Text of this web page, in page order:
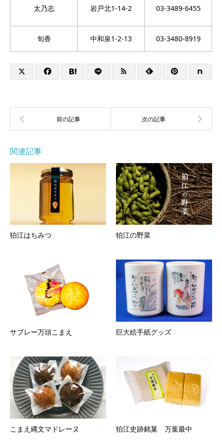
太乃志 岩戸北1-14-2 03-3489-6455
旬香 中和泉1-2-13 03-3480-8919
関連記事
狛江はちみつ 狛江の野菜
サブレー万頭こまえ 巨大絵手紙グッズ
こまえ縄文マドレーヌ 狛江史跡銘菓 万葉最中